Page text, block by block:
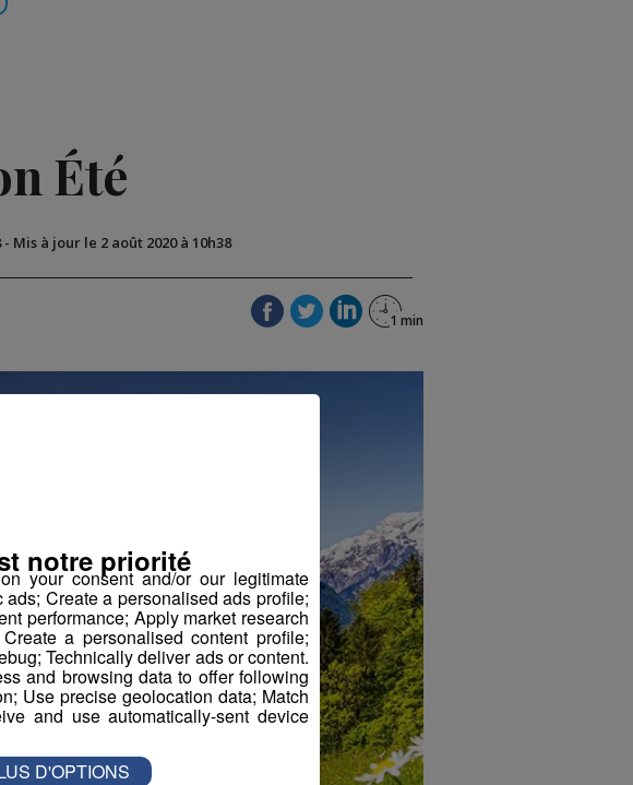
Été
- Mis à jour le 2 août 2020 à 10h38
your consent and/or our legitimate
Create a personalised ads profile;
performance; Apply market research
a personalised content profile;
Technically deliver ads or content.
and browsing data to offer following
Use precise geolocation data; Match
and use automatically-sent device
notre priorité
D'OPTIONS